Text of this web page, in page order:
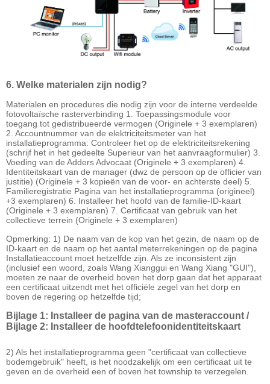
6. Welke materialen zijn nodig?
Materialen en procedures die nodig zijn voor de interne verdeelde
fotovoltaïsche rasterverbinding 1. Toepassingsmodule voor
toegang tot gedistribueerde vermogen (Originele + 3 exemplaren)
2. Accountnummer van de elektriciteitsmeter van het
installatieprogramma: Controleer het op de elektriciteitsrekening
(schrijf het in het gedeelte Superieur van het aanvraagformulier) 3.
Voeding van de Adders Advocaat (Originele + 3 exemplaren) 4.
Identiteitskaart van de manager (dwz de persoon op de officier van
justitie) (Originele + 3 kopieën van de voor- en achterste deel) 5.
Familieregistratie Pagina van het installatieprogramma (origineel)
+3 exemplaren) 6. Installeer het hoofd van de familie-ID-kaart
(Originele + 3 exemplaren) 7. Certificaat van gebruik van het
collectieve terrein (Originele + 3 exemplaren)
Opmerking: 1) De naam van de kop van het gezin, de naam op de
ID-kaart en de naam op het aantal meterrekeningen op de pagina
Installatieaccount moet hetzelfde zijn. Als ze inconsistent zijn
(inclusief een woord, zoals Wang Xianggui en Wang Xiang "GUI"),
moeten ze naar de overheid boven het dorp gaan dat het apparaat
een certificaat uitzendt met het officiële zegel van het dorp en
boven de regering op hetzelfde tijd;
Bijlage 1: Installeer de pagina van de masteraccount /
Bijlage 2: Installeer de hoofdtelefoonidentiteitskaart
2) Als het installatieprogramma geen "certificaat van collectieve
bodemgebruik" heeft, is het noodzakelijk om een ​​certificaat uit te
geven en de overheid een of boven het township te verzegelen.